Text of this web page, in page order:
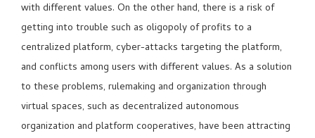
with different values. On the other hand, there is a risk of
getting into trouble such as oligopoly of profits to a
centralized platform, cyber-attacks targeting the platform,
and conflicts among users with different values. As a solution
to these problems, rulemaking and organization through
virtual spaces, such as decentralized autonomous
organization and platform cooperatives, have been attracting